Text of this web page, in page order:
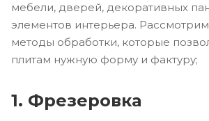
мебели, дверей, декоративных
элементов интерьера.
методы обработки, которые
плитам нужную форму и фактуру;
1. Фрезеровка